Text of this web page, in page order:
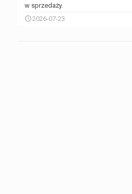
w sprzedaży.
2026-07-23